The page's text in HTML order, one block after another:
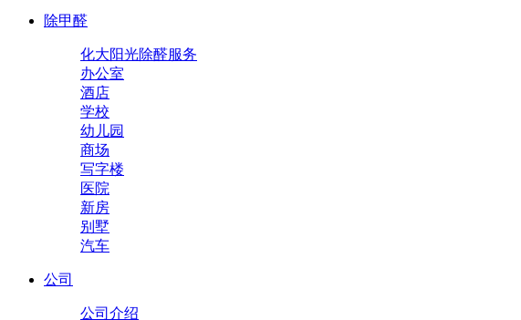
除甲醛
化大阳光除醛服务
办公室
酒店
学校
幼儿园
商场
写字楼
医院
新房
别墅
汽车
公司
公司介绍